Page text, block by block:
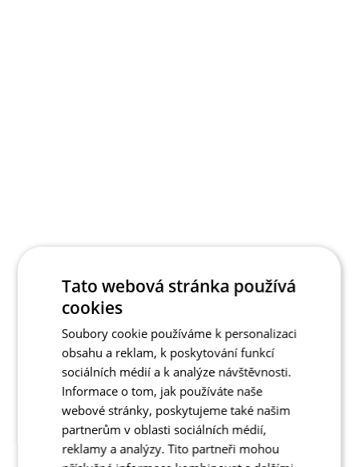
Tato webová stránka používá
cookies
Soubory cookie používáme k personalizaci
obsahu a reklam, k poskytování funkcí
sociálních médií a k analýze návštěvnosti.
Informace o tom, jak používáte naše
webové stránky, poskytujeme také našim
partnerům v oblasti sociálních médií,
reklamy a analýzy. Tito partneři mohou